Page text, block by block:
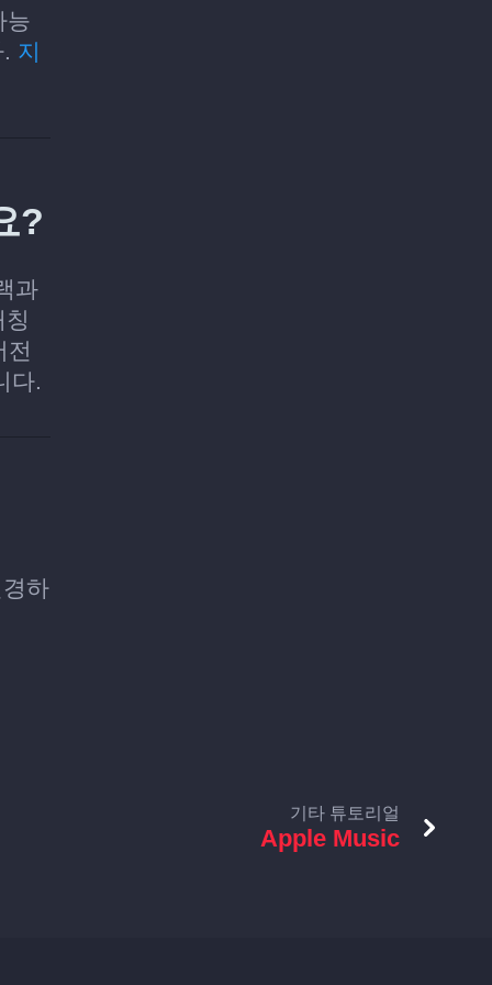
능
지
?
과
다.
하
기타 튜토리얼
Apple Music